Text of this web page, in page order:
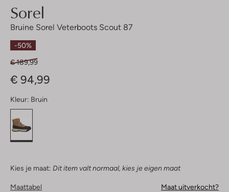
Sorel
Bruine Sorel Veterboots Scout 87
-50%
€ 189,99
€ 94,99
Kleur: Bruin
Kies je maat: Dit item valt normaal, kies je eigen maat
Maattabel Maat uitverkocht?